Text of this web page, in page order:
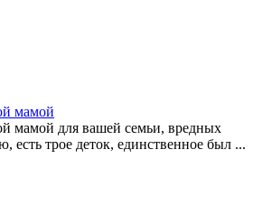
мамой
мамой для вашей семьи, вредных
есть трое деток, единственное был ...